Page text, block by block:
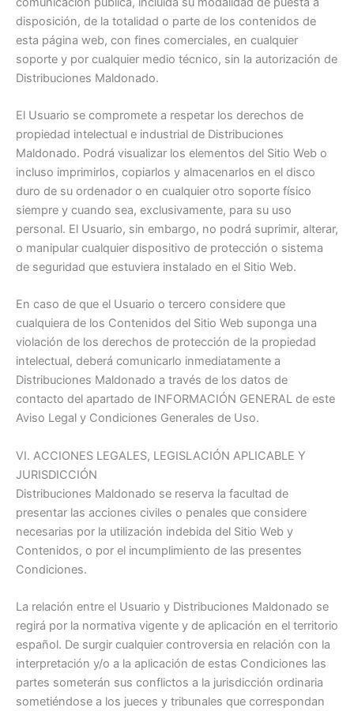
disposición, de la totalidad o parte de los contenidos de
esta página web, con fines comerciales, en cualquier
soporte y por cualquier medio técnico, sin la autorización de
Distribuciones Maldonado.
El Usuario se compromete a respetar los derechos de
propiedad intelectual e industrial de Distribuciones
Maldonado. Podrá visualizar los elementos del Sitio Web o
incluso imprimirlos, copiarlos y almacenarlos en el disco
duro de su ordenador o en cualquier otro soporte físico
siempre y cuando sea, exclusivamente, para su uso
personal. El Usuario, sin embargo, no podrá suprimir, alterar,
o manipular cualquier dispositivo de protección o sistema
de seguridad que estuviera instalado en el Sitio Web.
En caso de que el Usuario o tercero considere que
cualquiera de los Contenidos del Sitio Web suponga una
violación de los derechos de protección de la propiedad
intelectual, deberá comunicarlo inmediatamente a
Distribuciones Maldonado a través de los datos de
contacto del apartado de INFORMACIÓN GENERAL de este
Aviso Legal y Condiciones Generales de Uso.
VI. ACCIONES LEGALES, LEGISLACIÓN APLICABLE Y
JURISDICCIÓN
Distribuciones Maldonado se reserva la facultad de
presentar las acciones civiles o penales que considere
necesarias por la utilización indebida del Sitio Web y
Contenidos, o por el incumplimiento de las presentes
Condiciones.
La relación entre el Usuario y Distribuciones Maldonado se
regirá por la normativa vigente y de aplicación en el territorio
español. De surgir cualquier controversia en relación con la
interpretación y/o a la aplicación de estas Condiciones las
partes someterán sus conflictos a la jurisdicción ordinaria
sometiéndose a los jueces y tribunales que correspondan